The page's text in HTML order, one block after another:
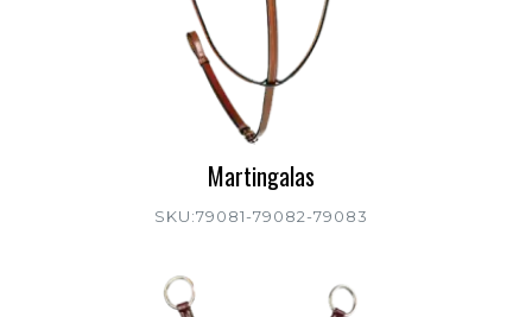
Martingalas
SKU:79081-79082-79083